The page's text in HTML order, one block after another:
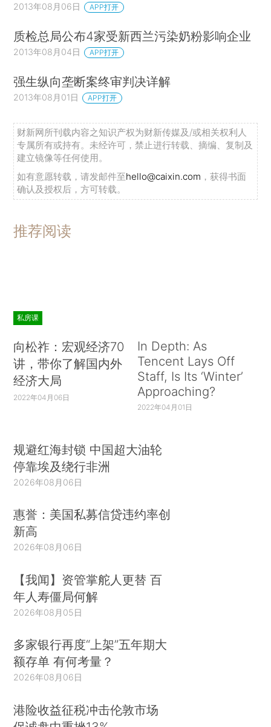
2013年08月06日 APP打开
质检总局公布4家受新西兰污染奶粉影响企业
2013年08月04日 APP打开
强生纵向垄断案终审判决详解
2013年08月01日 APP打开
财新网所刊载内容之知识产权为财新传媒及/或相关权利人
专属所有或持有。未经许可，禁止进行转载、摘编、复制及
建立镜像等任何使用。
如有意愿转载，请发邮件至hello@caixin.com ，获得书面
确认及授权后，方可转载。
推荐阅读
私房课
向松祚：宏观经济70
讲，带你了解国内外
经济大局
2022年04月06日
In Depth: As
Tencent Lays Off
Staff, Is Its ‘Winter’
Approaching?
2022年04月01日
规避红海封锁 中国超大油轮
停靠埃及绕行非洲
2026年08月06日
惠誉：美国私募信贷违约率创
新高
2026年08月06日
【我闻】资管掌舵人更替 百
年人寿僵局何解
2026年08月05日
多家银行再度“上架”五年期大
额存单 有何考量？
2026年08月06日
港险收益征税冲击伦敦市场